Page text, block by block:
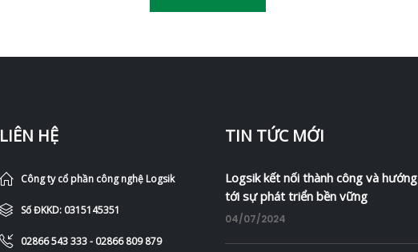
LIÊN HỆ
Công ty cổ phần công nghệ Logsik
Số ĐKKD: 0315145351
02866 543 333 - 02866 809 879
TIN TỨC MỚI
Logsik kết nối thành công và hướng
tới sự phát triển bền vững
04/07/2024